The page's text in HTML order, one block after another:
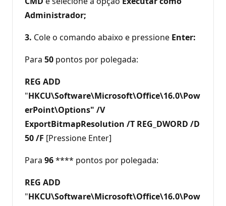
Administrador;
3. Cole o comando abaixo e pressione Enter:
Para 50 pontos por polegada:
REG ADD
"HKCU\Software\Microsoft\Office\16.0\Pow
erPoint\Options" /V
ExportBitmapResolution /T REG_DWORD /D
50 /F [Pressione Enter]
Para 96**** pontos por polegada:
REG ADD
"HKCU\Software\Microsoft\Office\16.0\Pow